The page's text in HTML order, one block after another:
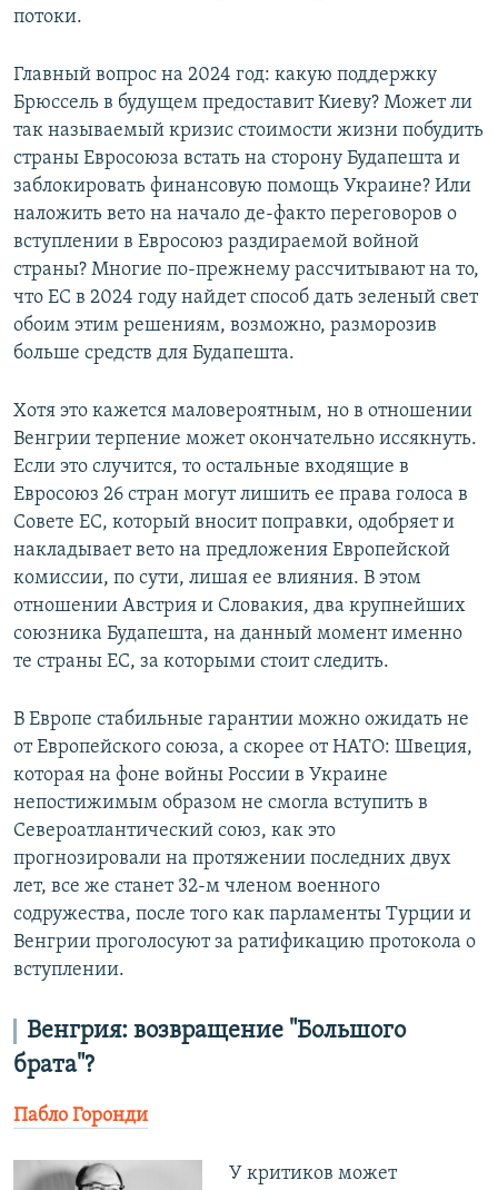
потоки.
Главный вопрос на 2024 год: какую поддержку
Брюссель в будущем предоставит Киеву? Может ли
так называемый кризис стоимости жизни побудить
страны Евросоюза встать на сторону Будапешта и
заблокировать финансовую помощь Украине? Или
наложить вето на начало де-факто переговоров о
вступлении в Евросоюз раздираемой войной
страны? Многие по-прежнему рассчитывают на то,
что ЕС в 2024 году найдет способ дать зеленый свет
обоим этим решениям, возможно, разморозив
больше средств для Будапешта.
Хотя это кажется маловероятным, но в отношении
Венгрии терпение может окончательно иссякнуть.
Если это случится, то остальные входящие в
Евросоюз 26 стран могут лишить ее права голоса в
Совете ЕС, который вносит поправки, одобряет и
накладывает вето на предложения Европейской
комиссии, по сути, лишая ее влияния. В этом
отношении Австрия и Словакия, два крупнейших
союзника Будапешта, на данный момент именно
те страны ЕС, за которыми стоит следить.
В Европе стабильные гарантии можно ожидать не
от Европейского союза, а скорее от НАТО: Швеция,
которая на фоне войны России в Украине
непостижимым образом не смогла вступить в
Североатлантический союз, как это
прогнозировали на протяжении последних двух
лет, все же станет 32-м членом военного
содружества, после того как парламенты Турции и
Венгрии проголосуют за ратификацию протокола о
вступлении.
Венгрия: возвращение "Большого
брата"?
Пабло Горонди
У критиков может